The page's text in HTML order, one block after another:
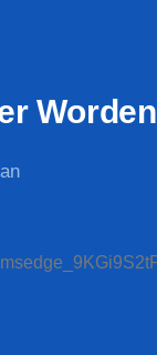
Worden